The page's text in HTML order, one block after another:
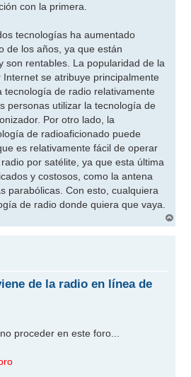
con la primera.
tecnologías ha aumentado
de los años, ya que están
son rentables. La popularidad de la
se atribuye principalmente
tecnología de radio relativamente
personas utilizar la tecnología de
Por otro lado, la
de radioaficionado puede
es relativamente fácil de operar
por satélite, ya que esta última
y costosos, como la antena
parabólicas. Con esto, cualquiera
de radio donde quiera que vaya.
r
de la radio en línea de
proceder en este foro...